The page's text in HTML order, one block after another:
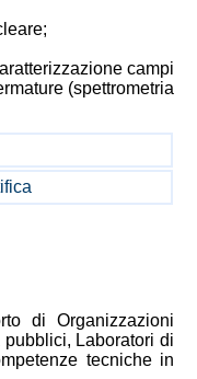
campi
(spettrometria
di Organizzazioni
Laboratori di
tecniche in